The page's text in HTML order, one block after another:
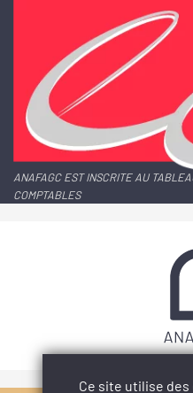
ANAFAGC EST INSCRITE AU
COMPTABLES
Ce site utilise